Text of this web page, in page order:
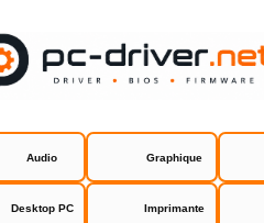
Audio Graphique
Desktop PC Imprimante